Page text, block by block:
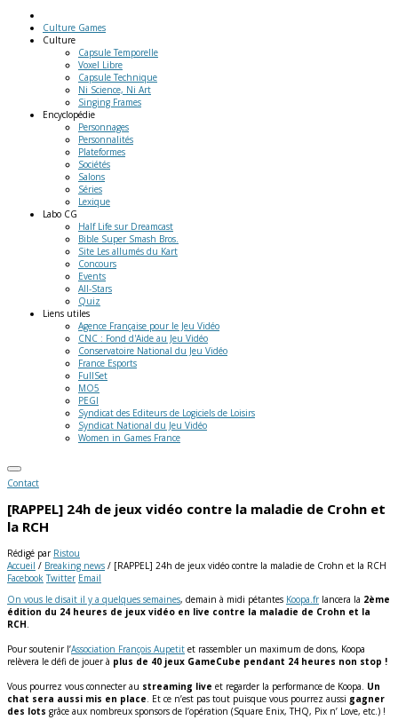
Culture Games
Culture
Capsule Temporelle
Voxel Libre
Capsule Technique
Ni Science, Ni Art
Singing Frames
Encyclopédie
Personnages
Personnalités
Plateformes
Sociétés
Salons
Séries
Lexique
Labo CG
Half Life sur Dreamcast
Bible Super Smash Bros.
Site Les allumés du Kart
Concours
Events
All-Stars
Quiz
Liens utiles
Agence Française pour le Jeu Vidéo
CNC : Fond d'Aide au Jeu Vidéo
Conservatoire National du Jeu Vidéo
France Esports
FullSet
MO5
PEGI
Syndicat des Editeurs de Logiciels de Loisirs
Syndicat National du Jeu Vidéo
Women in Games France
Contact
[RAPPEL] 24h de jeux vidéo contre la maladie de Crohn et
la RCH
Rédigé par Ristou
Accueil / Breaking news / [RAPPEL] 24h de jeux vidéo contre la maladie de Crohn et la RCH
Facebook Twitter Email
On vous le disait il y a quelques semaines, demain à midi pétantes Koopa.fr lancera la 2ème
édition du 24 heures de jeux vidéo en live contre la maladie de Crohn et la
RCH.
Pour soutenir l’Association François Aupetit et rassembler un maximum de dons, Koopa
relèvera le défi de jouer à plus de 40 jeux GameCube pendant 24 heures non stop !
Vous pourrez vous connecter au streaming live et regarder la performance de Koopa. Un
chat sera aussi mis en place. Et ce n’est pas tout puisque vous pourrez aussi gagner
des lots grâce aux nombreux sponsors de l’opération (Square Enix, THQ, Pix n’ Love, etc.) !